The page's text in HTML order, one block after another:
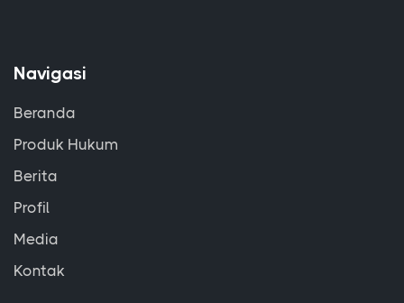
Navigasi
Beranda
Produk Hukum
Berita
Profil
Media
Kontak